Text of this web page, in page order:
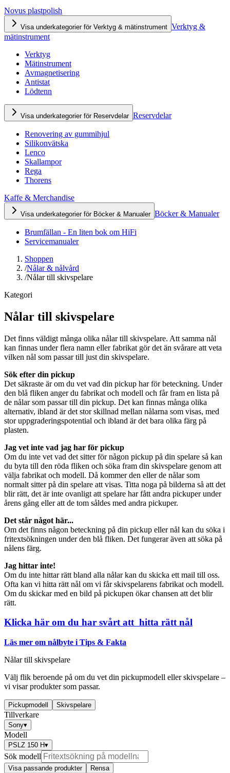
Novus plastpolish
Visa underkategorier för Verktyg & mätinstrument Verktyg &
mätinstrument
Verktyg
Mätinstrument
Avmagnetisering
Antistat
Lödtenn
Visa underkategorier för Reservdelar Reservdelar
Renovering av gummihjul
Silikonvätska
Lenco
Skallampor
Rega
Thorens
Kaffe & Merchandise
Visa underkategorier för Böcker & Manualer Böcker & Manualer
Brumfällan - En liten bok om HiFi
Servicemanualer
Shoppen
/Nålar & nålvård
/Nålar till skivspelare
Kategori
Nålar till skivspelare
Det finns väldigt många olika nålar till skivspelare. Att samma nål
kan finnas under flera namn eller fabrikat gör det än svårare att veta
vilken nål som passar till just din skivspelare.
Sök efter din pickup
Det säkraste är om du vet vad din pickup har för beteckning. Under
den blå fliken anger du fabrikat och modell och får fram en lista på
de nålar som passar till din pickup. Det kan finnas många olika
alternativ, ibland är det stor skillnad mellan nålarna som visas, med
stor uppgraderingspotential och ibland är det bara olika färg på
plasten.
Jag vet inte vad jag har för pickup
Om du inte vet vad det sitter för någon pickup på din spelare så kan
du byta till den röda fliken och söka fram din skivspelare genom att
välja fabrikat och modell. Då kommer den eller de nålar som
normalt sitter på din spelare att visas. Titta noga på bilderna så att det
blir rätt, det är inte ovanligt att spelare har fått andra pickuper under
årens gång eller att de tom såldes med andra pickuper.
Det står något här...
Om det finns någon beteckning på din pickup eller nål kan du söka i
fritextsökningen under den blå fliken. Det fungerar även att söka på
nålens färg.
Jag hittar inte!
Om du inte hittar rätt bland alla nålar kan du skicka ett mail till oss.
Ofta kan vi hitta rätt nål om vi får skivspelarens fabrikat och modell.
Om du skickar med en bild på pickupen ökar chansen att det blir
rätt.
Klicka här om du har svårt att hitta rätt nål
Läs mer om nålbyte i Tips & Fakta
Nålar till skivspelare
Välj flik beroende på om du vet din pickupmodell eller skivspelare –
vi visar produkter som passar.
Pickupmodell Skivspelare
Tillverkare
Sony▾
Modell
PSLZ 150 H▾
Sök modell
Visa passande produkter Rensa